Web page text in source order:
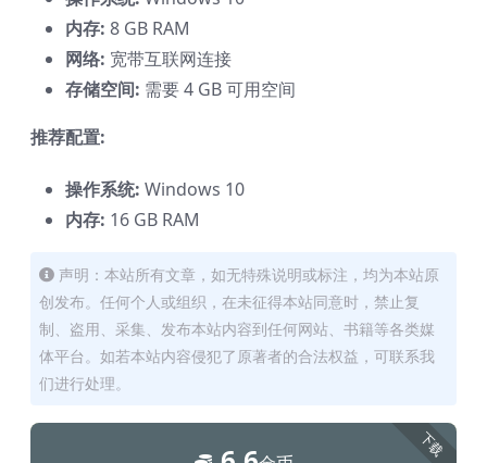
内存: 8 GB RAM
网络: 宽带互联网连接
存储空间: 需要 4 GB 可用空间
推荐配置:
操作系统: Windows 10
内存: 16 GB RAM
声明：本站所有文章，如无特殊说明或标注，均为本站原
创发布。任何个人或组织，在未征得本站同意时，禁止复
制、盗用、采集、发布本站内容到任何网站、书籍等各类媒
体平台。如若本站内容侵犯了原著者的合法权益，可联系我
们进行处理。
下载